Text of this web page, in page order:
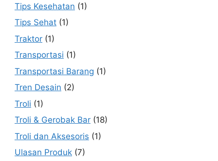
Tips Kesehatan (1)
Tips Sehat (1)
Traktor (1)
Transportasi (1)
Transportasi Barang (1)
Tren Desain (2)
Troli (1)
Troli & Gerobak Bar (18)
Troli dan Aksesoris (1)
Ulasan Produk (7)